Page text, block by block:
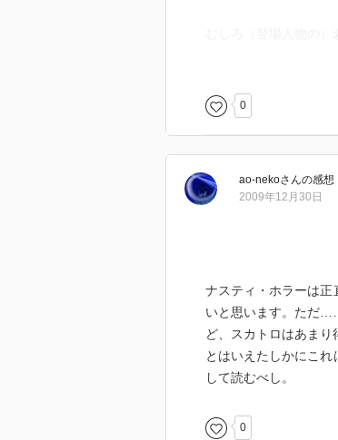
ラストの一気の展開
ｗ
0
ao-nekoさんの感想
2009年12月30日
ナスティ・ホラーは正
いと思います。ただ
ど、スカトロはあま
とはいえたしかにこ
して読むべし。
0